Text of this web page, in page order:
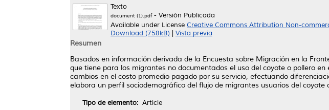
Texto
document (1).pdf- Versión Publicada
Available under License Creative Commons Attribution Non-
Download (758kB)
Vista previa
Resumen
Basados en información derivada de la Encuesta sobre Migración en la
que tiene para los migrantes no documentados el uso del coyote o pollero
cambios en el costo promedio pagado por su servicio, efectuando
elabora un perfil sociodemográfico del flujo de migrantes usuarios del coyote
Tipo de elemento: Article